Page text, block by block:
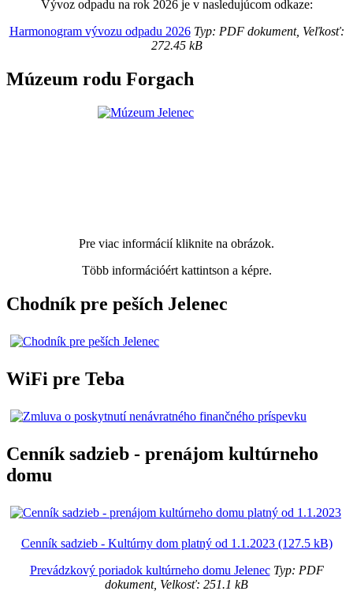
Vývoz odpadu na rok 2026 je v nasledujúcom odkaze:
Harmonogram vývozu odpadu 2026Typ: PDF dokument, Veľkosť:
272.45 kB
Múzeum rodu Forgach
Pre viac informácií kliknite na obrázok.
Több információért kattintson a képre.
Chodník pre peších Jelenec
WiFi pre Teba
Cenník sadzieb - prenájom kultúrneho
domu
Cenník sadzieb - Kultúrny dom platný od 1.1.2023 (127.5 kB)
Prevádzkový poriadok kultúrneho domu JelenecTyp: PDF
dokument, Velkosť: 251.1 kB